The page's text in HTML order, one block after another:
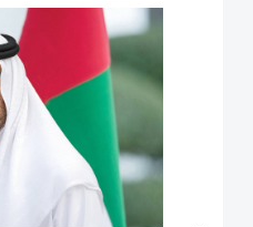
والمجاعة والنقص...